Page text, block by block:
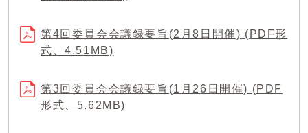
第4回委員会会議録要旨(2月8日開催) (PDF形
式、4.51MB)
第3回委員会会議録要旨(1月26日開催) (PDF
形式、5.62MB)